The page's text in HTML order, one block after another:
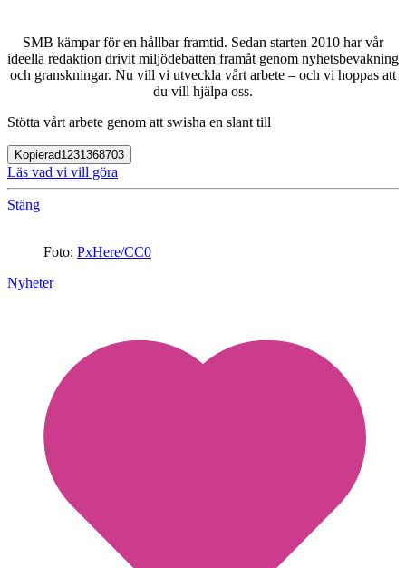
SMB kämpar för en hållbar framtid. Sedan starten 2010 har vår
ideella redaktion drivit miljödebatten framåt genom nyhetsbevakning
och granskningar. Nu vill vi utveckla vårt arbete – och vi hoppas att
du vill hjälpa oss.
Stötta vårt arbete genom att swisha en slant till
Kopierad1231368703
Läs vad vi vill göra
Stäng
Foto: PxHere/CC0
Nyheter